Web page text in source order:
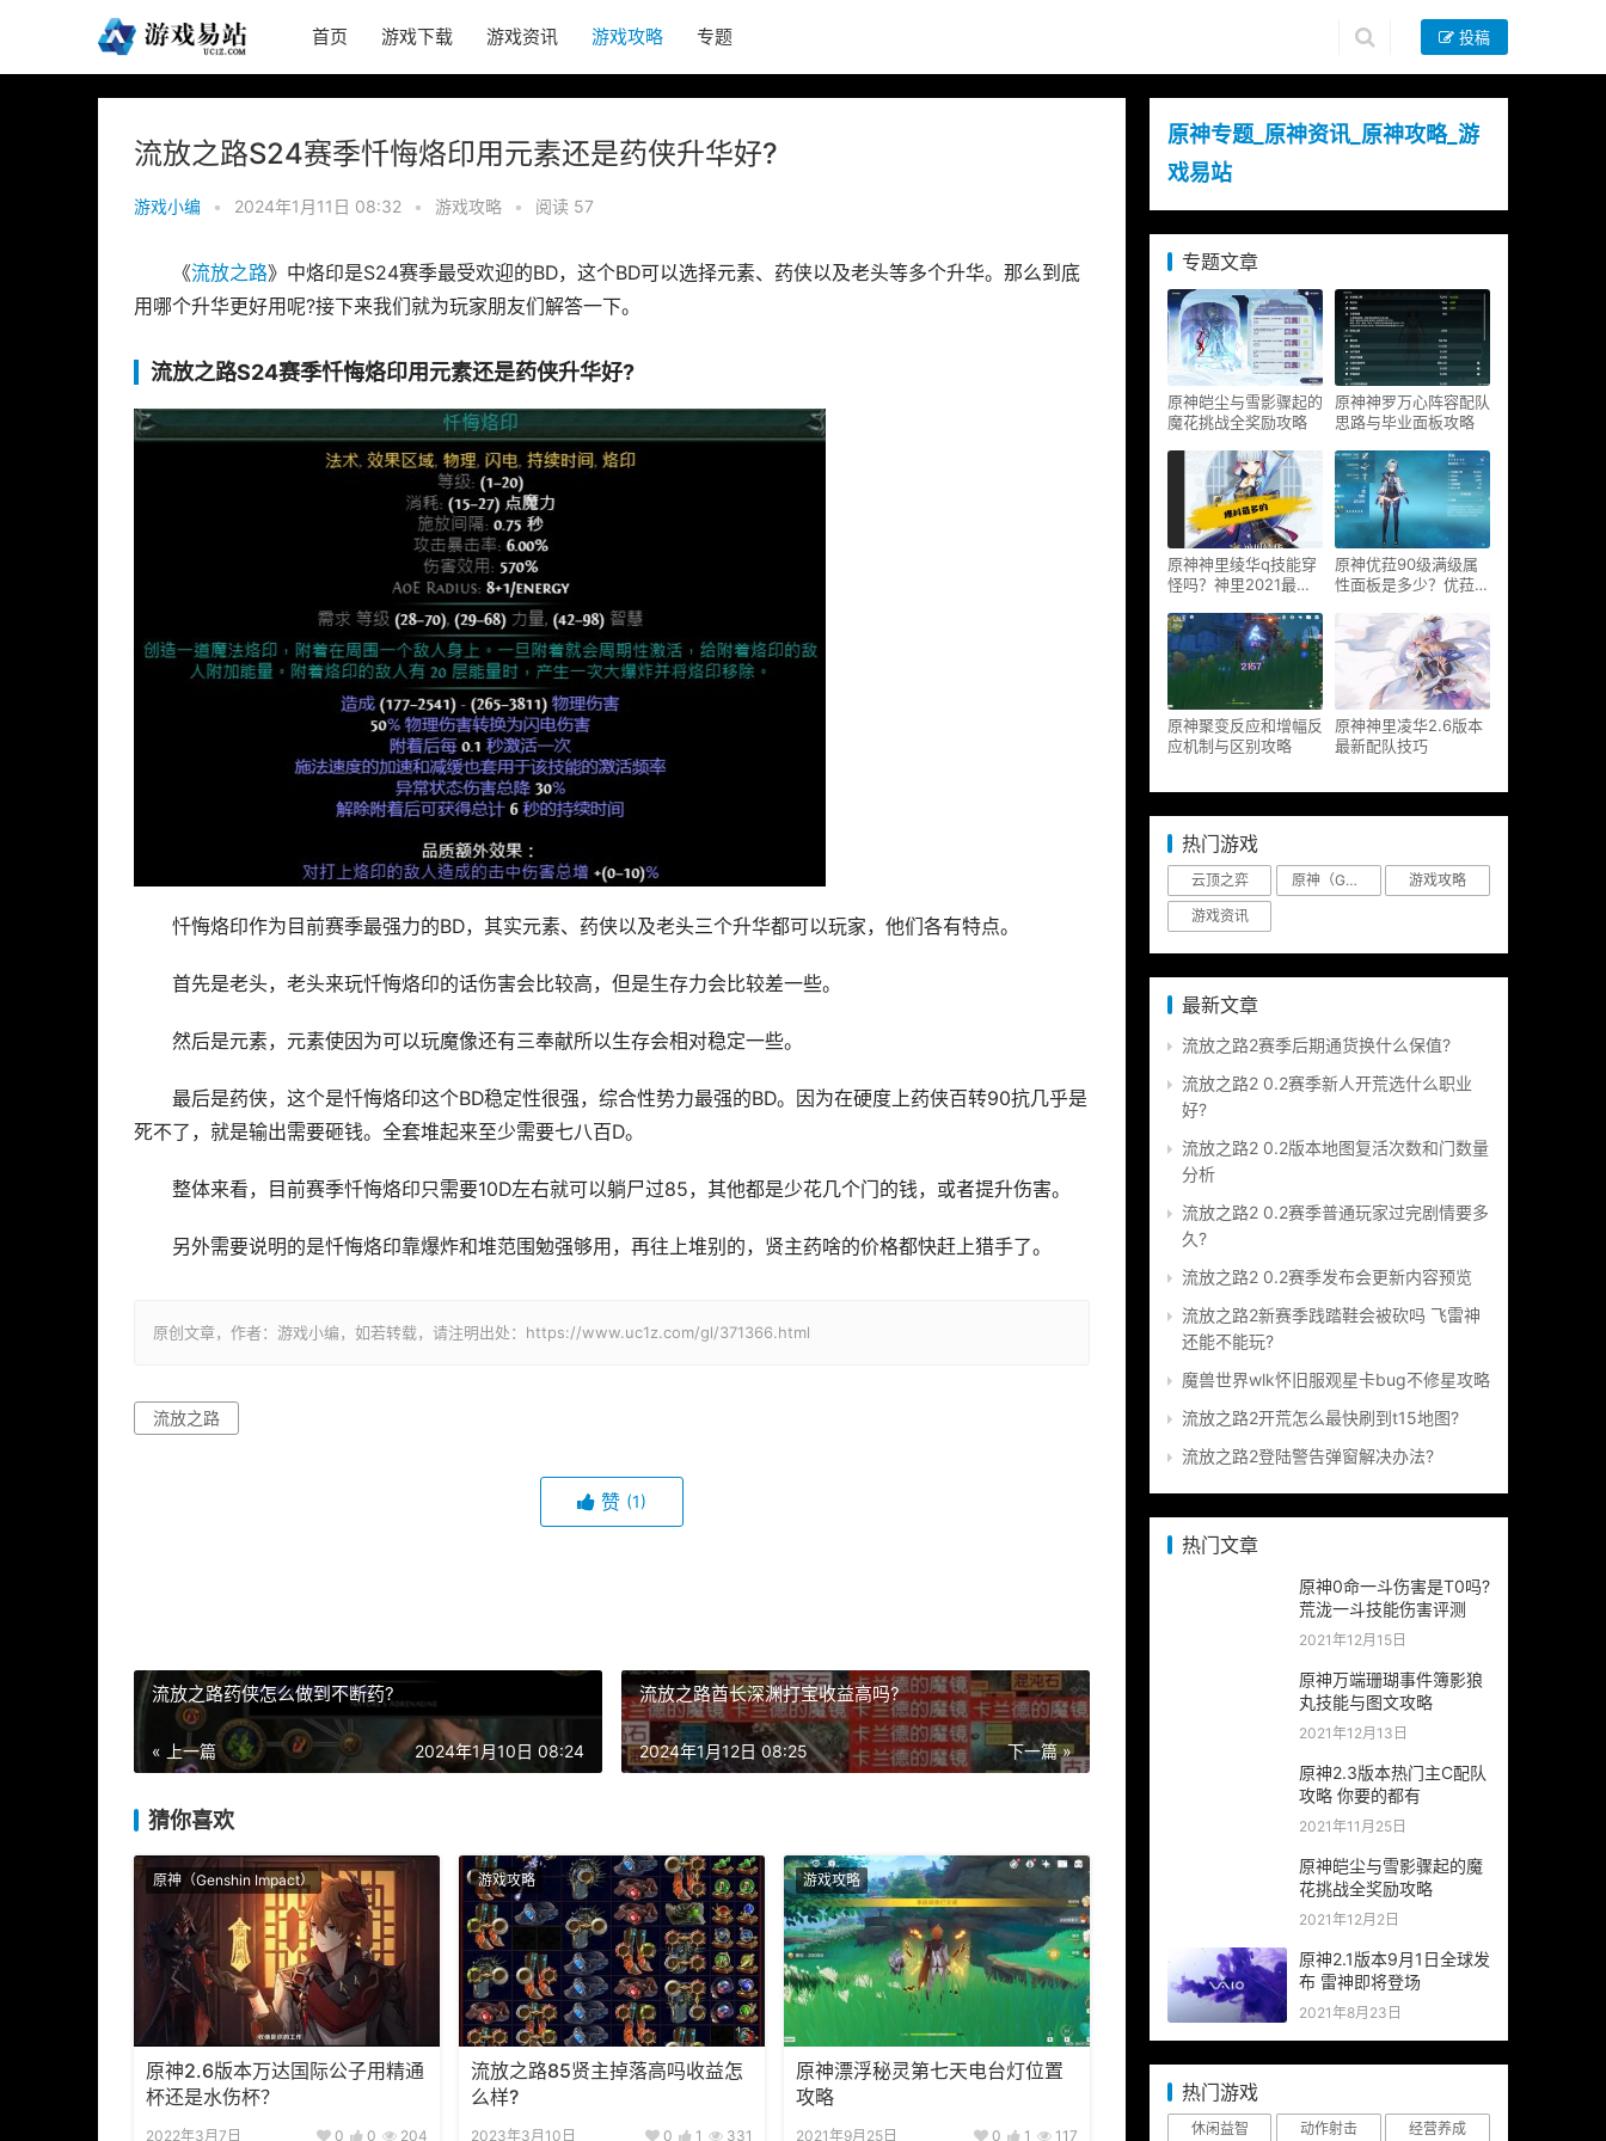
首页 游戏下载 游戏资讯 游戏攻略 专题 投稿
流放之路S24赛季忏悔烙印用元素还是药侠升华好?
游戏小编 • 2024年1月11日 08:32 • 游戏攻略 • 阅读 57
《流放之路》中烙印是S24赛季最受欢迎的BD，这个BD可以选择元素、药侠以及老头等多个升华。那么到底
用哪个升华更好用呢?接下来我们就为玩家朋友们解答一下。
流放之路S24赛季忏悔烙印用元素还是药侠升华好?
忏悔烙印作为目前赛季最强力的BD，其实元素、药侠以及老头三个升华都可以玩家，他们各有特点。
首先是老头，老头来玩忏悔烙印的话伤害会比较高，但是生存力会比较差一些。
然后是元素，元素使因为可以玩魔像还有三奉献所以生存会相对稳定一些。
最后是药侠，这个是忏悔烙印这个BD稳定性很强，综合性势力最强的BD。因为在硬度上药侠百转90抗几乎是
死不了，就是输出需要砸钱。全套堆起来至少需要七八百D。
整体来看，目前赛季忏悔烙印只需要10D左右就可以躺尸过85，其他都是少花几个门的钱，或者提升伤害。
另外需要说明的是忏悔烙印靠爆炸和堆范围勉强够用，再往上堆别的，贤主药啥的价格都快赶上猎手了。
原创文章，作者：游戏小编，如若转载，请注明出处：https://www.uc1z.com/gl/371366.html
流放之路
赞 (1)
流放之路药侠怎么做到不断药?
« 上一篇 2024年1月10日 08:24
流放之路酋长深渊打宝收益高吗?
下一篇 »
2024年1月12日 08:25
猜你喜欢
原神（Genshin Impact）
原神2.6版本万达国际公子用精通
杯还是水伤杯？
2022年3月7日 0 0 204
游戏攻略
流放之路85贤主掉落高吗收益怎
么样?
2023年3月10日 0 1 331
游戏攻略
原神漂浮秘灵第七天电台灯位置
攻略
2021年9月25日 0 1 117
原神专题_原神资讯_原神攻略_游
戏易站
专题文章
原神皑尘与雪影骤起的
魔花挑战全奖励攻略
原神神罗万心阵容配队
思路与毕业面板攻略
原神神里绫华q技能穿
怪吗？神里2021最新
原神优菈90级满级属
性面板是多少？优菈大
原神聚变反应和增幅反
应机制与区别攻略
原神神里凌华2.6版本
最新配队技巧
热门游戏
云顶之弈 原神（Genshin Impact）
游戏攻略
游戏资讯
最新文章
流放之路2赛季后期通货换什么保值?
流放之路2 0.2赛季新人开荒选什么职业
好?
流放之路2 0.2版本地图复活次数和门数量
分析
流放之路2 0.2赛季普通玩家过完剧情要多
久?
流放之路2 0.2赛季发布会更新内容预览
流放之路2新赛季践踏鞋会被砍吗 飞雷神
还能不能玩?
魔兽世界wlk怀旧服观星卡bug不修星攻略
流放之路2开荒怎么最快刷到t15地图?
流放之路2登陆警告弹窗解决办法?
热门文章
原神0命一斗伤害是T0吗?
荒泷一斗技能伤害评测
2021年12月15日
原神万端珊瑚事件簿影狼
丸技能与图文攻略
2021年12月13日
原神2.3版本热门主C配队
攻略 你要的都有
2021年11月25日
原神皑尘与雪影骤起的魔
花挑战全奖励攻略
2021年12月2日
原神2.1版本9月1日全球发
布 雷神即将登场
2021年8月23日
热门游戏
休闲益智 动作射击 经营养成